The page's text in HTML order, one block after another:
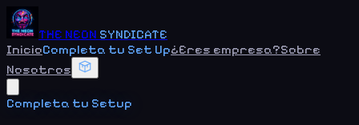
THE NEON SYNDICATE
InicioCompleta tu Set Up¿Eres empresa?Sobre
Nosotros
Completa tu Setup